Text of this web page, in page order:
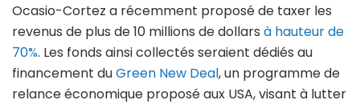
Ocasio-Cortez a récemment proposé de taxer les
revenus de plus de 10 millions de dollars à hauteur de
70%. Les fonds ainsi collectés seraient dédiés au
financement duGreen New Deal, un programme de
relance économique proposé aux USA, visant à lutter